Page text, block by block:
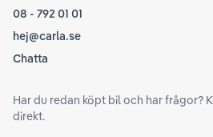
08 - 792 01 01
hej@carla.se
Chatta
Har du redan köpt bil och har frågor?
direkt.